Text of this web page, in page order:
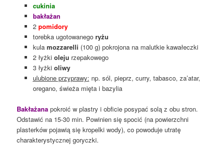
cukinia
bakłażan
2 pomidory
torebka ugotowanego ryżu
kula mozzarelli (100 g) pokrojona na malutkie kawałeczki
2 łyżki oleju rzepakowego
3 łyżki oliwy
ulubione przyprawy: np. sól, pieprz, curry, tabasco, za’atar,
oregano, świeża mięta i bazylia
Bakłażana pokroić w plastry i obficie posypać solą z obu stron.
Odstawić na 15-30 min. Powinien się spocić (na powierzchni
plasterków pojawią się kropelki wody), co powoduje utratę
charakterystycznej goryczki.